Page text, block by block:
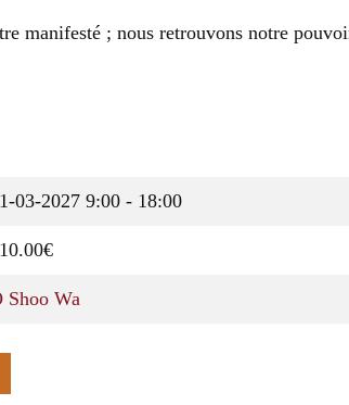
manifesté ; nous retrouvons notre
03-2027 9:00 - 18:00
Shoo Wa